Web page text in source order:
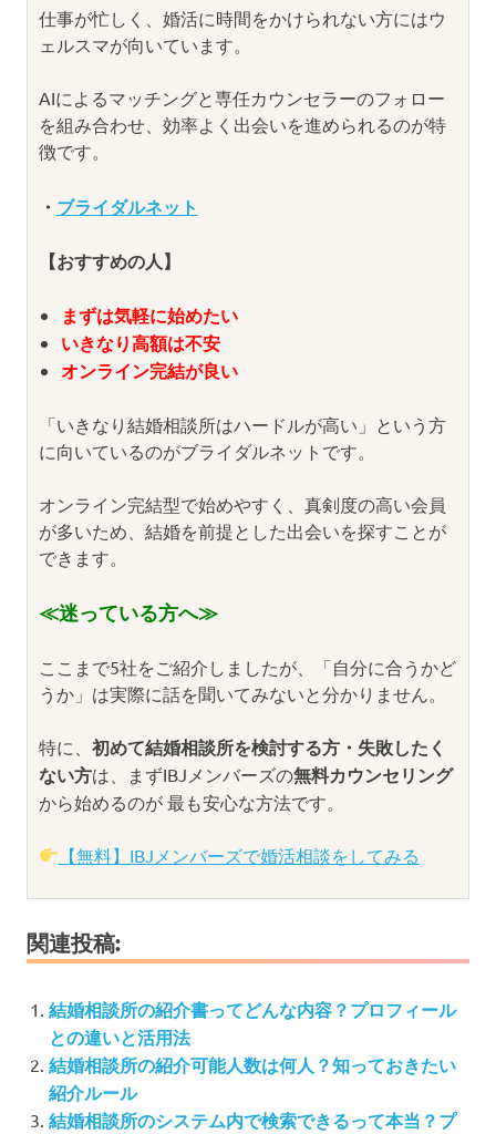
仕事が忙しく、婚活に時間をかけられない方にはウ
ェルスマが向いています。
AIによるマッチングと専任カウンセラーのフォロー
を組み合わせ、効率よく出会いを進められるのが特
徴です。
・ ブライダルネット
【おすすめの人】
まずは気軽に始めたい
いきなり高額は不安
オンライン完結が良い
「いきなり結婚相談所はハードルが高い」という方
に向いているのがブライダルネットです。
オンライン完結型で始めやすく、真剣度の高い会員
が多いため、結婚を前提とした出会いを探すことが
できます。
≪迷っている方へ≫
ここまで5社をご紹介しましたが、「自分に合うかど
うか」は実際に話を聞いてみないと分かりません。
特に、 初めて結婚相談所を検討する方・失敗したく
ない方は、まずIBJメンバーズの無料カウンセリング
から始めるのが 最も安心な方法です。
【無料】IBJメンバーズで婚活相談をしてみる
関連投稿:
結婚相談所の紹介書ってどんな内容？プロフィール
との違いと活用法
結婚相談所の紹介可能人数は何人？知っておきたい
紹介ルール
結婚相談所のシステム内で検索できるって本当？プ